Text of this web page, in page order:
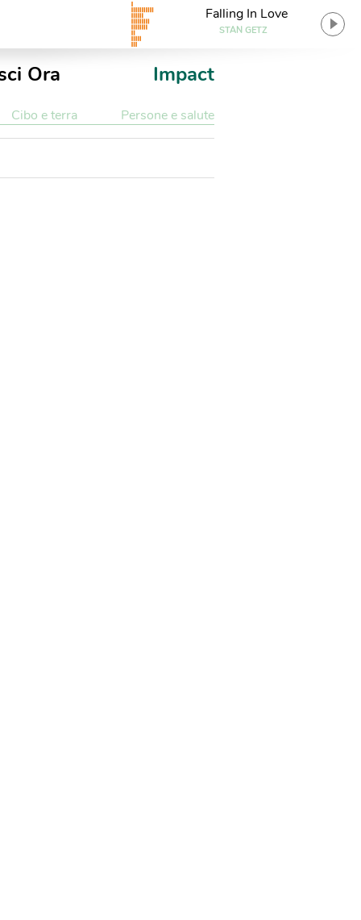
Falling In Love
STAN GETZ
Ora Impact
Cibo e terra Persone e salute